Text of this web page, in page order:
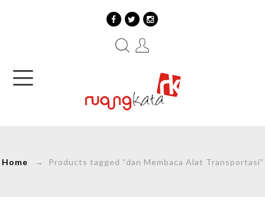
Home → Products tagged “dan Membaca Alat Transportasi”